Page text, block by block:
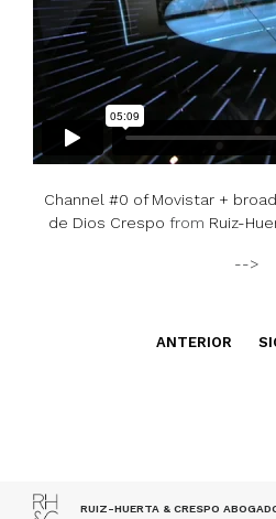
Channel #0 of Movistar +
de Dios Crespo from Ruiz-
-->
ANTERIOR
RUIZ-HUERTA & CRESPO